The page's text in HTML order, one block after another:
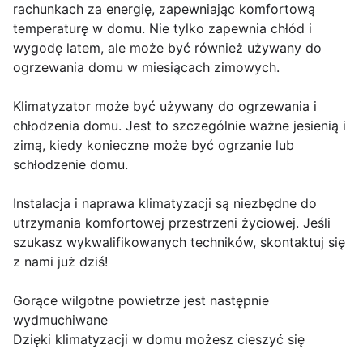
rachunkach za energię, zapewniając komfortową
temperaturę w domu. Nie tylko zapewnia chłód i
wygodę latem, ale może być również używany do
ogrzewania domu w miesiącach zimowych.
Klimatyzator może być używany do ogrzewania i
chłodzenia domu. Jest to szczególnie ważne jesienią i
zimą, kiedy konieczne może być ogrzanie lub
schłodzenie domu.
Instalacja i naprawa klimatyzacji są niezbędne do
utrzymania komfortowej przestrzeni życiowej. Jeśli
szukasz wykwalifikowanych techników, skontaktuj się
z nami już dziś!
Gorące wilgotne powietrze jest następnie
wydmuchiwane
Dzięki klimatyzacji w domu możesz cieszyć się